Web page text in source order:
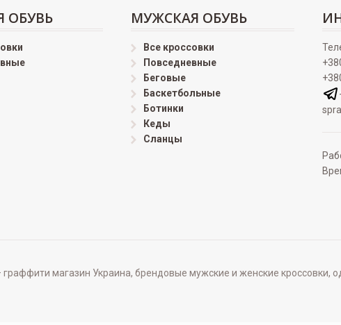
ОБУВЬ МУЖСКАЯ ОБУВЬ
Все кроссовки
Повседневные
Беговые
Баскетбольные
Ботинки
Кеды
Сланцы
магазин Украина, брендовые мужские и женские кроссовки,